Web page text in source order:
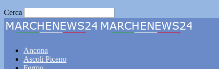
Cerca
Ancona
Ascoli Piceno